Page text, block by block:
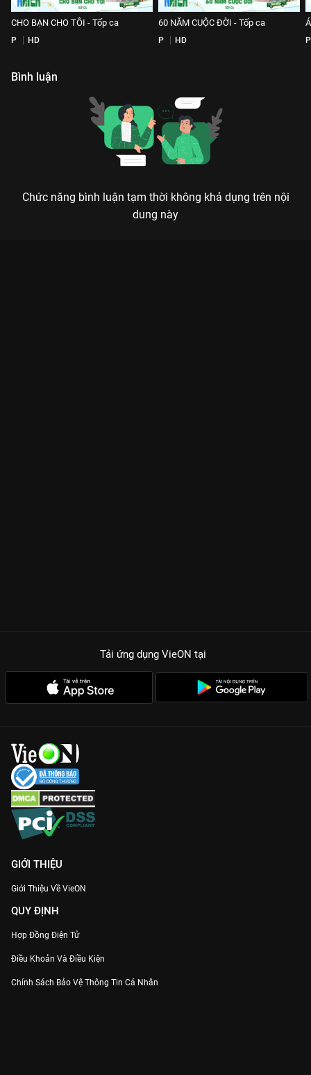
CHO BẠN CHO TÔI - Tốp ca
P HD
60 NĂM CUỘC ĐỜI - Tốp ca
P HD P
Bình luận
Chức năng bình luận tạm thời không khả dụng trên nội
dung này
Tải ứng dụng VieON tại
GIỚI THIỆU
Giới Thiệu Về VieON
QUY ĐỊNH
Hợp Đồng Điện Tử
Điều Khoản Và Điều Kiện
Chính Sách Bảo Vệ Thông Tin Cá Nhân